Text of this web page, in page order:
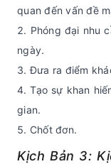
quan đến vấn đề
Phóng đại nhu
ngày.
Đưa ra điểm
Tạo sự khan
gian.
Chốt đơn.
Kịch Bản 3: